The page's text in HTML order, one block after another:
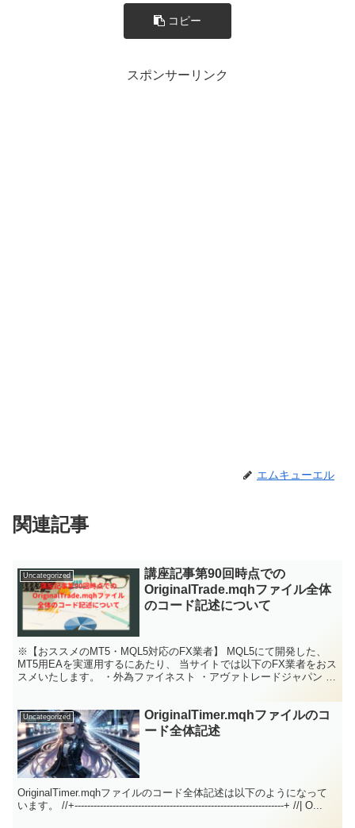
コピー
スポンサーリンク
エムキューエル
関連記事
Uncategorized
講座記事第90回時点での
OriginalTrade.mqhファイル全体
のコード記述について
※【おススメのMT5・MQL5対応のFX業者】 MQL5にて開発した、
MT5用EAを実運用するにあたり、 当サイトでは以下のFX業者をおス
スメいたします。 ・外為ファイネスト ・アヴァトレードジャパン ・
Uncategorized
OriginalTimer.mqhファイルのコ
ード全体記述
OriginalTimer.mqhファイルのコード全体記述は以下のようになって
います。 //+------------------------------------------------------------------+ //| O...